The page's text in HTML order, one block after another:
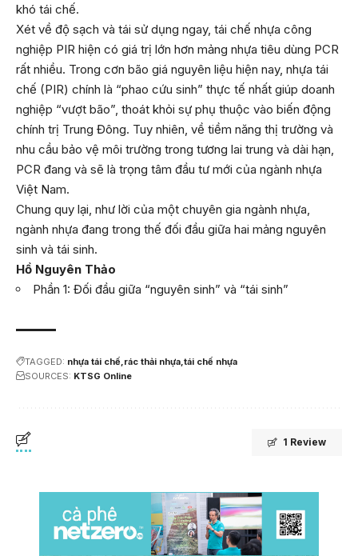
khó tái chế.
Xét về độ sạch và tái sử dụng ngay, tái chế nhựa công
nghiệp PIR hiện có giá trị lớn hơn mảng nhựa tiêu dùng PCR
rất nhiều. Trong cơn bão giá nguyên liệu hiện nay, nhựa tái
chế (PIR) chính là “phao cứu sinh” thực tế nhất giúp doanh
nghiệp “vượt bão”, thoát khỏi sự phụ thuộc vào biến động
chính trị Trung Đông. Tuy nhiên, về tiềm năng thị trường và
nhu cầu bảo vệ môi trường trong tương lai trung và dài hạn,
PCR đang và sẽ là trọng tâm đầu tư mới của ngành nhựa
Việt Nam.
Chung quy lại, như lời của một chuyên gia ngành nhựa,
ngành nhựa đang trong thế đối đầu giữa hai mảng nguyên
sinh và tái sinh.
Hồ Nguyên Thảo
Phần 1: Đối đầu giữa “nguyên sinh” và “tái sinh”
TAGGED: nhựa tái chế rác thải nhựa tái chế nhựa
SOURCES: KTSG Online
1 Review